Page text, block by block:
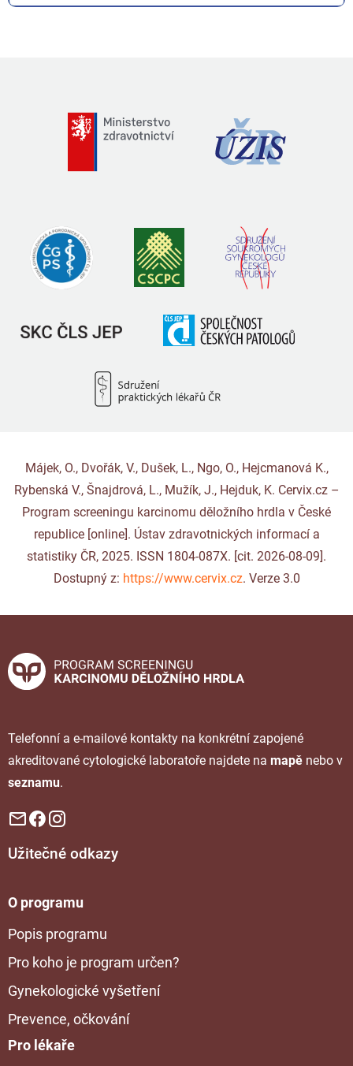
Májek, O., Dvořák, V., Dušek, L., Ngo, O., Hejcmanová K.,
Rybenská V., Šnajdrová, L., Mužík, J., Hejduk, K. Cervix.cz –
Program screeningu karcinomu děložního hrdla v České
republice [online]. Ústav zdravotnických informací a
statistiky ČR, 2025. ISSN 1804-087X. [cit. 2026-08-09].
Dostupný z: https://www.cervix.cz. Verze 3.0
Telefonní a e-mailové kontakty na konkrétní zapojené
akreditované cytologické laboratoře najdete na mapě nebo v
seznamu.
Užitečné odkazy
O programu
Popis programu
Pro koho je program určen?
Gynekologické vyšetření
Prevence, očkování
Pro lékaře